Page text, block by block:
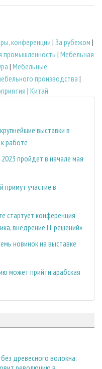
конференции | За рубежом |
| Мебельная
| Мебельные
производства |
| Китай
выставки в
работе
пройдет в начале мая
примут участие в
стартует конференция
внедрение IT решений»
новинок на выставке
может прийти арабская
древесного волокна: